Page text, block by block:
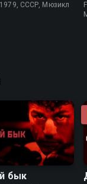
1979, СССР, Мюзикл
бык